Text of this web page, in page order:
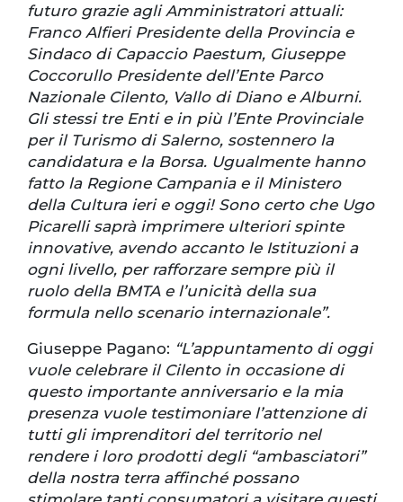
futuro grazie agli Amministratori attuali:
Franco Alfieri Presidente della Provincia e
Sindaco di Capaccio Paestum, Giuseppe
Coccorullo Presidente dell’Ente Parco
Nazionale Cilento, Vallo di Diano e Alburni.
Gli stessi tre Enti e in più l’Ente Provinciale
per il Turismo di Salerno, sostennero la
candidatura e la Borsa. Ugualmente hanno
fatto la Regione Campania e il Ministero
della Cultura ieri e oggi! Sono certo che Ugo
Picarelli saprà imprimere ulteriori spinte
innovative, avendo accanto le Istituzioni a
ogni livello, per rafforzare sempre più il
ruolo della BMTA e l’unicità della sua
formula nello scenario internazionale”.
Giuseppe Pagano: “L’appuntamento di oggi
vuole celebrare il Cilento in occasione di
questo importante anniversario e la mia
presenza vuole testimoniare l’attenzione di
tutti gli imprenditori del territorio nel
rendere i loro prodotti degli “ambasciatori”
della nostra terra affinché possano